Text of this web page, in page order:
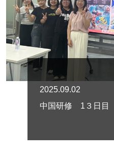
2025.09.02
中国研修 1３日目